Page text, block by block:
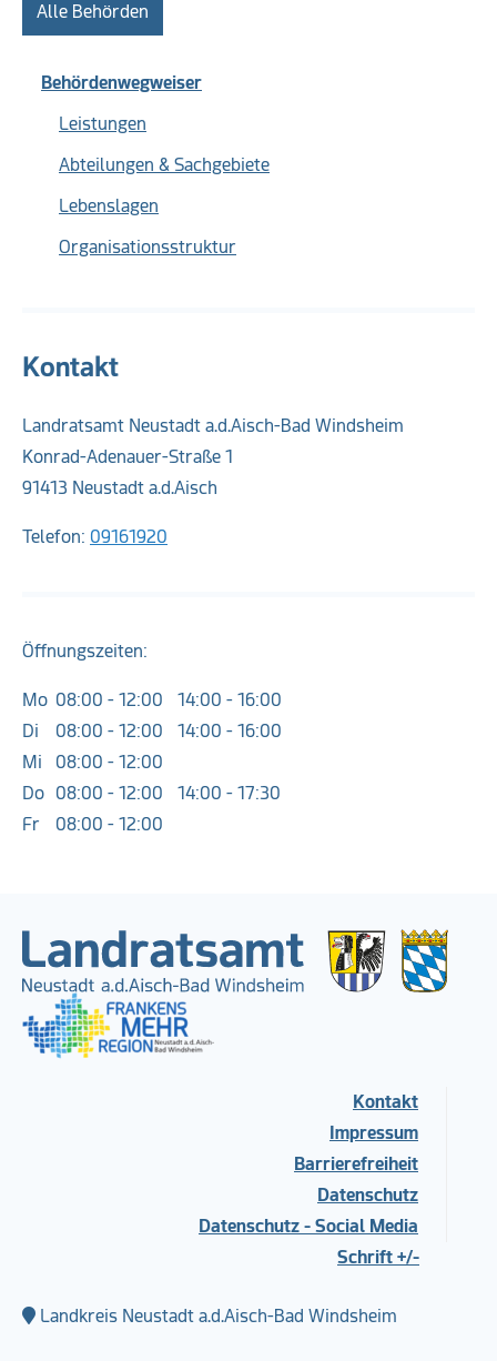
Alle Behörden
Behördenwegweiser
Leistungen
Abteilungen & Sachgebiete
Lebenslagen
Organisationsstruktur
Kontakt
Landratsamt Neustadt a.d.Aisch-Bad Windsheim
Konrad-Adenauer-Straße 1
91413 Neustadt a.d.Aisch
Telefon: 09161920
Öffnungszeiten:
Mo 08:00 - 12:00
14:00 - 16:00
Di
08:00 - 12:00
14:00 - 16:00
Mi
08:00 - 12:00
Do 08:00 - 12:00
14:00 - 17:30
Fr
08:00 - 12:00
Kontakt
Impressum
Barrierefreiheit
Datenschutz
Datenschutz - Social Media
Schrift +/-
Landkreis Neustadt a.d.Aisch-Bad Windsheim